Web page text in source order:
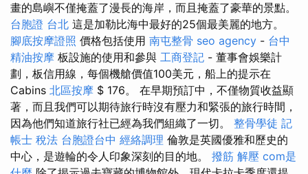
畫的島嶼不僅掩蓋了漫長的海岸，而且掩蓋了豪華的景點。
台胞證 台北 這是加勒比海中最好的25個最美麗的地方。
腳底按摩證照 價格包括使用 南屯整骨 seo agency - 台中
精油按摩 板設施的使用和參與 工商登記 - 董事會娛樂計
劃，板信用線，每個機艙價值100美元，船上的提示在
Cabins 北區按摩 $ 176。 在早期預訂中，不僅物質收益顯
著，而且我們可以期待旅行時沒有壓力和緊張的旅行時間，
因為他們知道旅行社已經為我們組織了一切。 整骨學徒 記
帳士 稅法 台胞證台中 經絡調理 倫敦是英國優雅和歷史的
中心，是遊輪的令人印象深刻的目的地。 撥筋 解壓 com是